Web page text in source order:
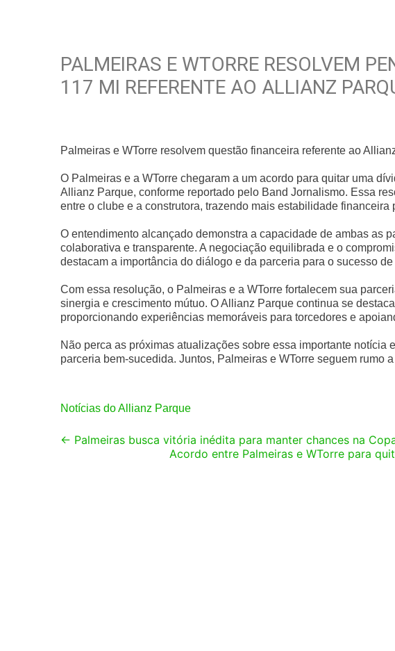
PALMEIRAS E WTORRE RESOLVEM
117 MI REFERENTE AO ALLIANZ
Palmeiras e WTorre resolvem questão financeira referente ao
O Palmeiras e a WTorre chegaram a um acordo para quitar uma
Allianz Parque, conforme reportado pelo Band Jornalismo. Essa
entre o clube e a construtora, trazendo mais estabilidade financeira
O entendimento alcançado demonstra a capacidade de ambas as
colaborativa e transparente. A negociação equilibrada e o
destacam a importância do diálogo e da parceria para o sucesso
Com essa resolução, o Palmeiras e a WTorre fortalecem sua
sinergia e crescimento mútuo. O Allianz Parque continua se
proporcionando experiências memoráveis para torcedores e
Não perca as próximas atualizações sobre essa importante notícia
parceria bem-sucedida. Juntos, Palmeiras e WTorre seguem rumo
Notícias do Allianz Parque
Post
← Palmeiras busca vitória inédita para manter chances na
Acordo entre Palmeiras e WTorre para